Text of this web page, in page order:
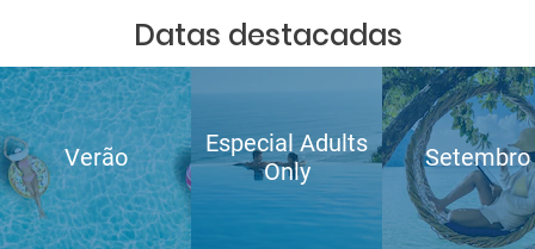
Datas destacadas
Verão
Especial Adults
Only
Setembro